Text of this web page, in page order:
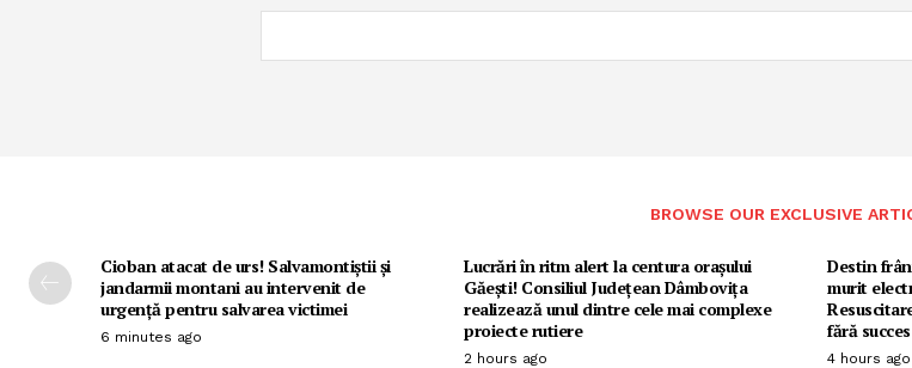
BROWSE OUR EXCLUSIVE
Cioban atacat de urs! Salvamontiștii și
jandarmii montani au intervenit de
urgență pentru salvarea victimei
6 minutes ago
Lucrări în ritm alert la centura orașului
Găești! Consiliul Județean Dâmbovița
realizează unul dintre cele mai complexe
proiecte rutiere
2 hours ago
Destin
murit
fără succes
4 hours ago